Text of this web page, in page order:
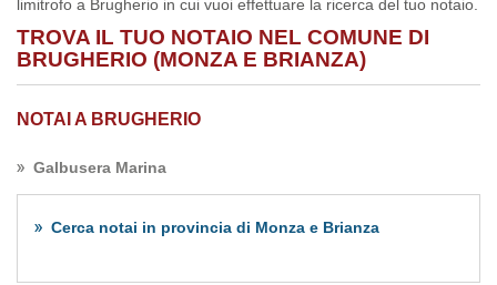
limitrofo a Brugherio in cui vuoi effettuare la ricerca del tuo notaio.
TROVA IL TUO NOTAIO NEL COMUNE DI
BRUGHERIO (MONZA E BRIANZA)
NOTAI A BRUGHERIO
Galbusera Marina
Cerca notai in provincia di Monza e Brianza